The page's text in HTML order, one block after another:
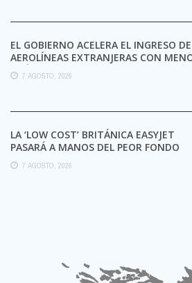
EL GOBIERNO ACELERA EL INGRESO DE
AEROLÍNEAS EXTRANJERAS CON
TRÁMITES
7 AGOSTO, 2026
LA ‘LOW COST’ BRITÁNICA EASYJET
PASARÁ A MANOS DEL PEOR FONDO
POSIBLE:
7 AGOSTO, 2026